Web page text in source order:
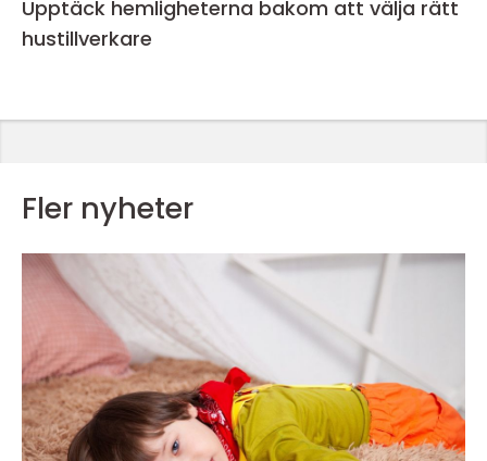
Upptäck hemligheterna bakom att välja rätt
hustillverkare
Fler nyheter